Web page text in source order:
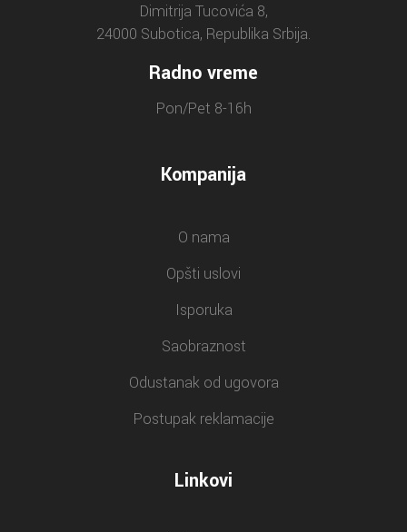
Dimitrija Tucovića 8,
24000 Subotica, Republika Srbija.
Radno vreme
Pon/Pet 8-16h
Kompanija
O nama
Opšti uslovi
Isporuka
Saobraznost
Odustanak od ugovora
Postupak reklamacije
Linkovi